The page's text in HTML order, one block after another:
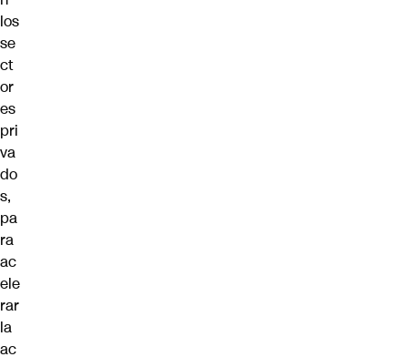
los
se
ct
or
es
pri
va
do
s,
pa
ra
ac
ele
rar
la
ac